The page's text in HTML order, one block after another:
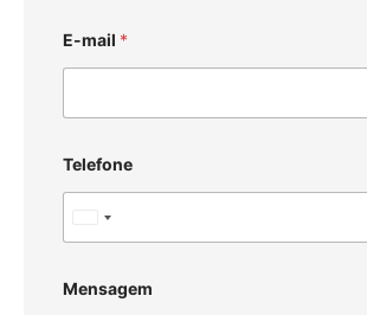
E-mail *
Telefone
i
t
Mensagem